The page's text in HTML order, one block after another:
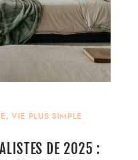
, VIE PLUS SIMPLE
DE 2025 :